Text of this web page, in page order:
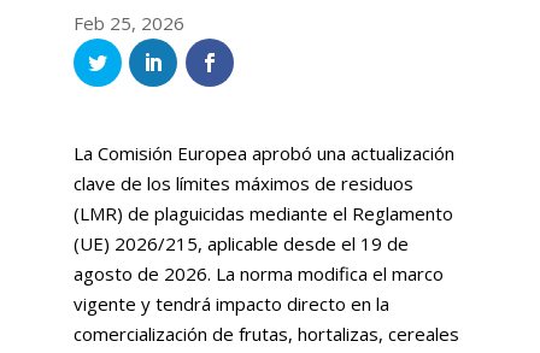
Feb 25, 2026
La Comisión Europea aprobó una actualización
clave de los límites máximos de residuos
(LMR) de plaguicidas mediante el Reglamento
(UE) 2026/215, aplicable desde el 19 de
agosto de 2026. La norma modifica el marco
vigente y tendrá impacto directo en la
comercialización de frutas, hortalizas, cereales